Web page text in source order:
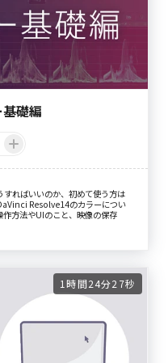
礎編
すればいいのか、初めて使う方は
Resolve14のカラーについ
作方法やUIのこと、映像の保存
1時間24分27秒